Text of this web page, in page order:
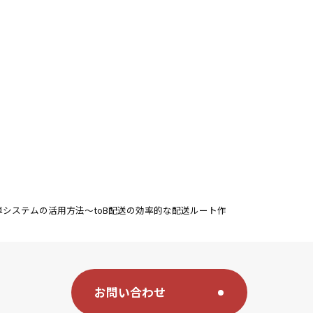
ステムの活用方法～toB配送の効率的な配送ルート作
お問い合わせ